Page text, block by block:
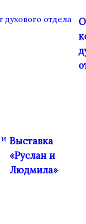
Выставка
«Руслан и
Людмила»